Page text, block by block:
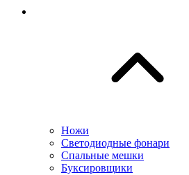
Ножи
Светодиодные фонари
Спальные мешки
Буксировщики